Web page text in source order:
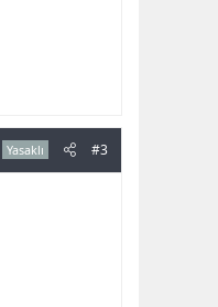
Yasaklı #3